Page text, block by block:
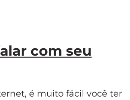
com seu
é muito fácil você ter